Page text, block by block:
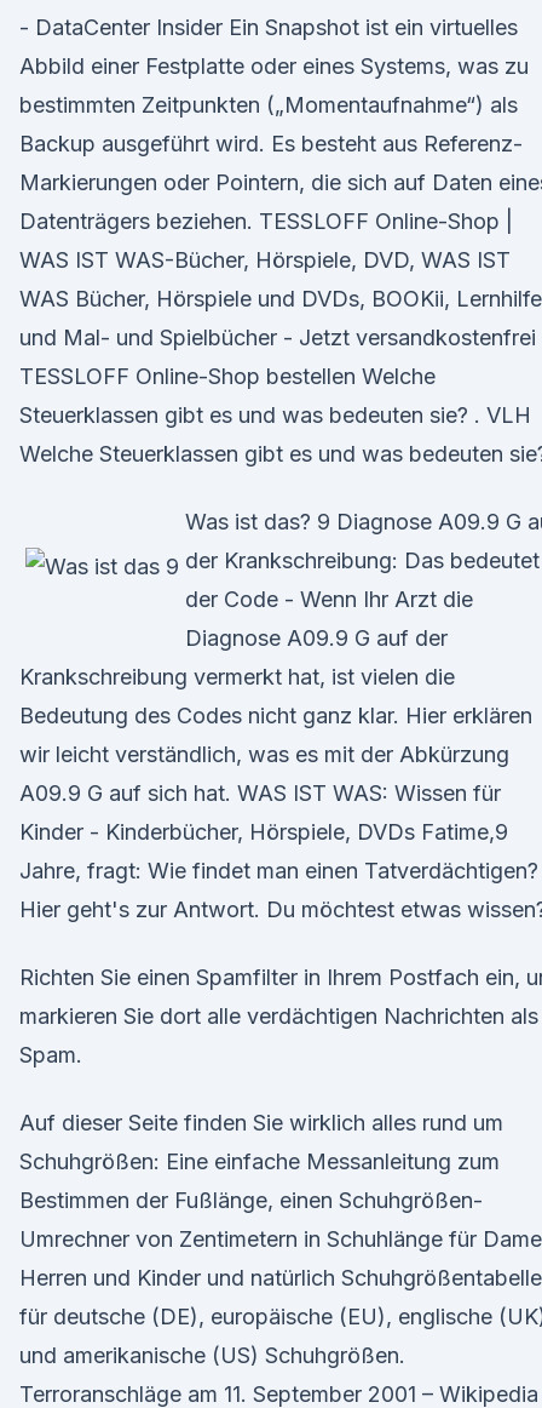
- DataCenter Insider Ein Snapshot ist ein virtuelles
Abbild einer Festplatte oder eines Systems, was zu
bestimmten Zeitpunkten („Momentaufnahme“) als
Backup ausgeführt wird. Es besteht aus Referenz-
Markierungen oder Pointern, die sich auf Daten
Datenträgers beziehen. TESSLOFF Online-Shop |
WAS IST WAS-Bücher, Hörspiele, DVD, WAS IST
WAS Bücher, Hörspiele und DVDs, BOOKii,
und Mal- und Spielbücher - Jetzt versandkostenfrei
TESSLOFF Online-Shop bestellen Welche
Steuerklassen gibt es und was bedeuten sie? . VLH
Welche Steuerklassen gibt es und was bedeuten
Was ist das? 9 Diagnose A09.9 G
der Krankschreibung: Das bedeutet
der Code - Wenn Ihr Arzt die
Diagnose A09.9 G auf der
Krankschreibung vermerkt hat, ist vielen die
Bedeutung des Codes nicht ganz klar. Hier erklären
wir leicht verständlich, was es mit der Abkürzung
A09.9 G auf sich hat. WAS IST WAS: Wissen für
Kinder - Kinderbücher, Hörspiele, DVDs Fatime,9
Jahre, fragt: Wie findet man einen Tatverdächtigen?
Hier geht's zur Antwort. Du möchtest etwas
Richten Sie einen Spamfilter in Ihrem Postfach ein,
markieren Sie dort alle verdächtigen Nachrichten als
Spam.
Auf dieser Seite finden Sie wirklich alles rund um
Schuhgrößen: Eine einfache Messanleitung zum
Bestimmen der Fußlänge, einen Schuhgrößen-
Umrechner von Zentimetern in Schuhlänge für
Herren und Kinder und natürlich
für deutsche (DE), europäische (EU), englische
und amerikanische (US) Schuhgrößen.
Terroranschläge am 11. September 2001 – Wikipedia